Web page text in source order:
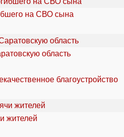
на СВО сына
область
благоустройство
жителей